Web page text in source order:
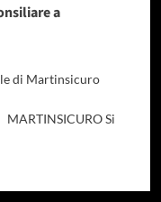
a
di Martinsicuro
Si